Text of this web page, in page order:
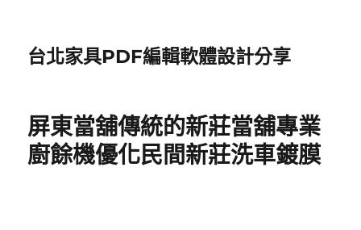
台北家具PDF編輯軟體設計分享
屏東當舖傳統的新莊當舖專業
廚餘機優化民間新莊洗車鍍膜